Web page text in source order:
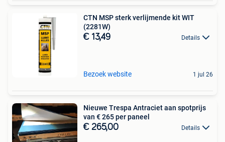
CTN MSP sterk verlijmende kit WIT
(2281W)
€ 13,49 Details
Bezoek website 1 jul 26
Nieuwe Trespa Antraciet aan spotprijs
van € 265 per paneel
€ 265,00 Details